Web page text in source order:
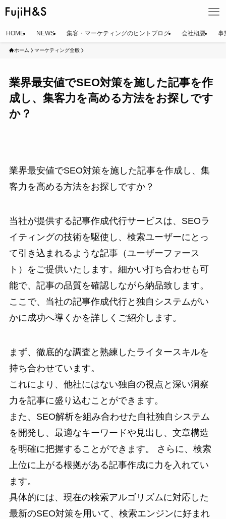
HOME NEWS 集客・マーケティングのヒントブログ 会社概要 事
ホーム マーケティング全般
業界最安値でSEO対策を施した記事を作
成し、集客力を高める方法をお探しです
か？
業界最安値でSEO対策を施した記事を作成し、集
客力を高める方法をお探しですか？
当社が提供する記事作成代行サービスは、SEOラ
イティングの技術を駆使し、検索ユーザーにとっ
て引き込まれるような記事（ユーザーファース
ト）をご提供いたします。細かい打ち合わせも可
能で、記事の品質を確認しながら納品致します。
ここで、当社の記事作成代行と独自システムがい
かに成功へ導くかを詳しくご紹介します。
まず、徹底的な調査と熟練したライタースキルを
持ち合わせています。
これにより、他社にはない独自の視点と深い洞察
力を記事に盛り込むことができます。
また、SEO解析を組み合わせた自社独自システム
を開発し、最適なキーワードや見出し、文章構造
を明確に把握することができます。 さらに、検索
上位に上がる根拠がある記事作成に力を入れてい
ます。
具体的には、現在の検索アルゴリズムに対応した
最新のSEO対策を用いて、検索エンジンに好まれ